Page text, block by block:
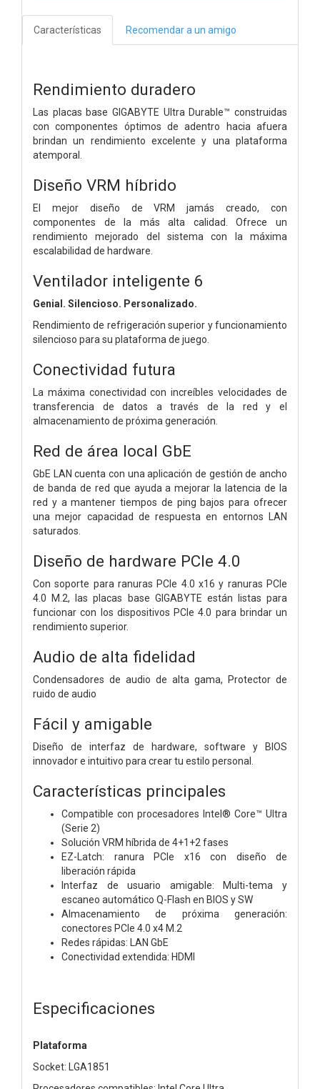
Características Recomendar a un amigo
Rendimiento duradero
Las placas base GIGABYTE Ultra Durable™ construidas
con componentes óptimos de adentro hacia afuera
brindan un rendimiento excelente y una plataforma
atemporal.
Diseño VRM híbrido
El mejor diseño de VRM jamás creado, con
componentes de la más alta calidad. Ofrece un
rendimiento mejorado del sistema con la máxima
escalabilidad de hardware.
Ventilador inteligente 6
Genial. Silencioso. Personalizado.
Rendimiento de refrigeración superior y funcionamiento
silencioso para su plataforma de juego.
Conectividad futura
La máxima conectividad con increíbles velocidades de
transferencia de datos a través de la red y el
almacenamiento de próxima generación.
Red de área local GbE
GbE LAN cuenta con una aplicación de gestión de ancho
de banda de red que ayuda a mejorar la latencia de la
red y a mantener tiempos de ping bajos para ofrecer
una mejor capacidad de respuesta en entornos LAN
saturados.
Diseño de hardware PCIe 4.0
Con soporte para ranuras PCIe 4.0 x16 y ranuras PCIe
4.0 M.2, las placas base GIGABYTE están listas para
funcionar con los dispositivos PCIe 4.0 para brindar un
rendimiento superior.
Audio de alta fidelidad
Condensadores de audio de alta gama,
Protector de
ruido de audio
Fácil y amigable
Diseño de interfaz de hardware, software y BIOS
innovador e intuitivo para crear tu estilo personal.
Características principales
Compatible con procesadores Intel® Core™ Ultra
(Serie 2)
Solución VRM híbrida de 4+1+2 fases
EZ-Latch: ranura PCIe x16 con diseño de
liberación rápida
Interfaz de usuario amigable: Multi-tema y
escaneo automático Q-Flash en BIOS y SW
Almacenamiento de próxima generación:
conectores PCIe 4.0 x4 M.2
Redes rápidas: LAN GbE
Conectividad extendida: HDMI
Especificaciones
Plataforma
Socket: LGA1851